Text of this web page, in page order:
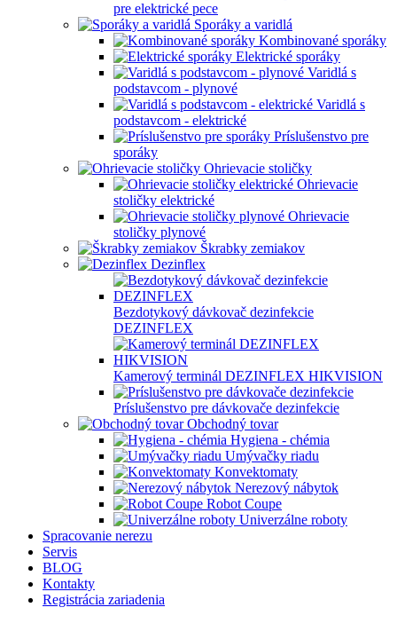
pre elektrické pece
Sporáky a varidlá
Kombinované sporáky
Elektrické sporáky
Varidlá s
podstavcom - plynové
Varidlá s
podstavcom - elektrické
Príslušenstvo pre
sporáky
Ohrievacie stoličky
Ohrievacie
stoličky elektrické
Ohrievacie
stoličky plynové
Škrabky zemiakov
Dezinflex
Bezdotykový dávkovač dezinfekcie
DEZINFLEX
Kamerový terminál DEZINFLEX HIKVISION
Príslušenstvo pre dávkovače dezinfekcie
Obchodný tovar
Hygiena - chémia
Umývačky riadu
Konvektomaty
Nerezový nábytok
Robot Coupe
Univerzálne roboty
Spracovanie nerezu
Servis
BLOG
Kontakty
Registrácia zariadenia